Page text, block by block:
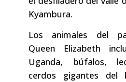
Kyambura.
Los animales del
Queen Elizabeth
Uganda, búfalos,
cerdos gigantes del